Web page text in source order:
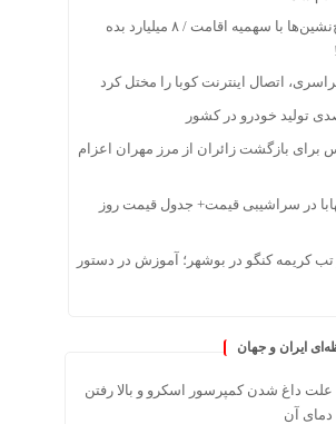
کاسبی خارج‌نشین‌ها با سهمیه اقامت / ۸ میلیارد بده
اتصال اینترنت کوبا را مختل کرد
برای بازگشت زائران از مرز مهران اعزام
در سراشیبی قیمت+ جدول قیمت روز
تب کریمه کنگو در بوشهر؛ آموزش در دستور
ایران و جهان
علت داغ شدن کمپرسور اسکرو و بالا رفتن
دمای آن